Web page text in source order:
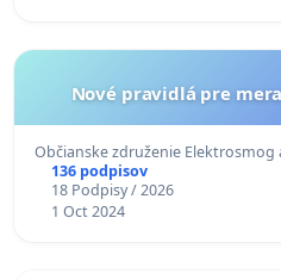
Nové pravidlá pre
Občianske združenie Elektrosmog
136 podpisov
18 Podpisy / 2026
1 Oct 2024